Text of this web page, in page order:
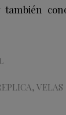
,VELAS